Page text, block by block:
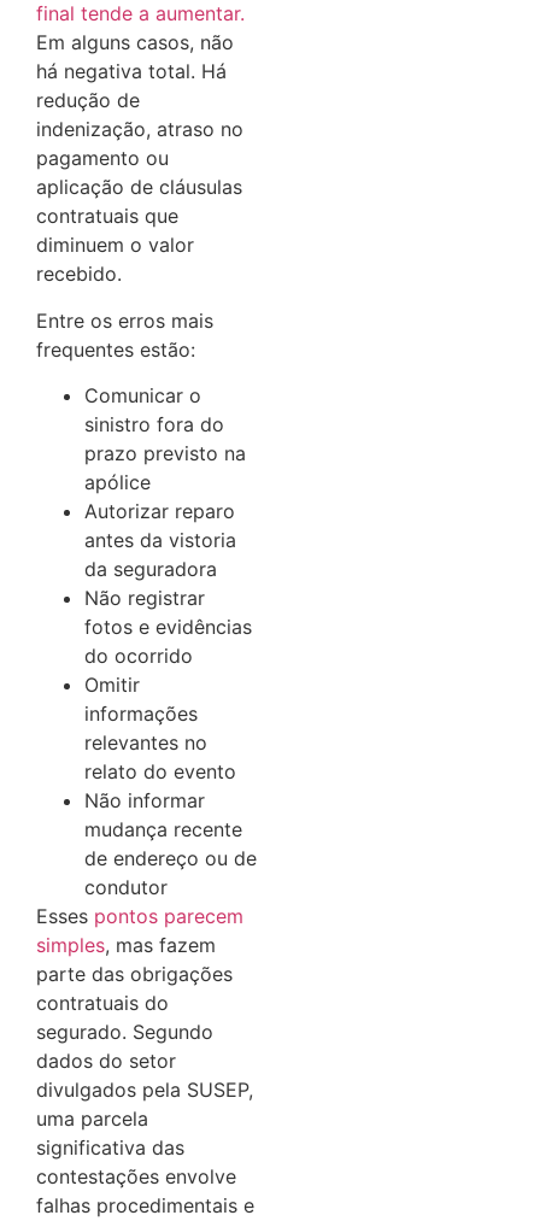
final tende a aumentar.
Em alguns casos, não
há negativa total. Há
redução de
indenização, atraso no
pagamento ou
aplicação de cláusulas
contratuais que
diminuem o valor
recebido.
Entre os erros mais
frequentes estão:
Comunicar o
sinistro fora do
prazo previsto na
apólice
Autorizar reparo
antes da vistoria
da seguradora
Não registrar
fotos e evidências
do ocorrido
Omitir
informações
relevantes no
relato do evento
Não informar
mudança recente
de endereço ou de
condutor
Esses pontos parecem
simples, mas fazem
parte das obrigações
contratuais do
segurado. Segundo
dados do setor
divulgados pela SUSEP,
uma parcela
significativa das
contestações envolve
falhas procedimentais e